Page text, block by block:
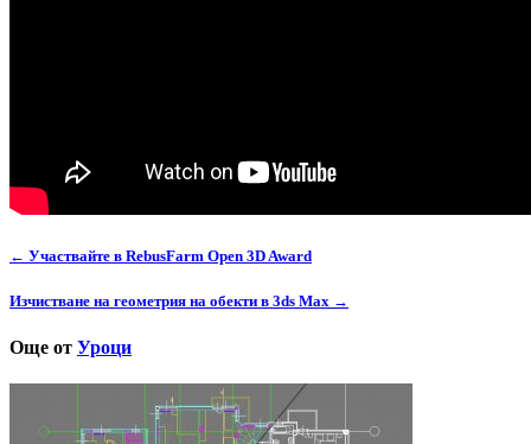
← Участвайте в RebusFarm Open 3D Award
Изчистване на геометрия на обекти в 3ds Max →
Още от Уроци